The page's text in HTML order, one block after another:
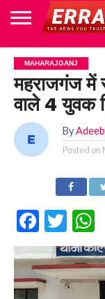
HOME
POLITICS
NEWS
BUSINESS
CULTURE
NATIONAL
SPORTS
LIFESTYLE
TRAVEL
OPINION
BREAKING
NEWS
ENTERTAINMENT
WORLD
CRIME
JOIN
US
MAHARAJGANJ
महराजगंज में
वाले 4 युवक
By
Posted on